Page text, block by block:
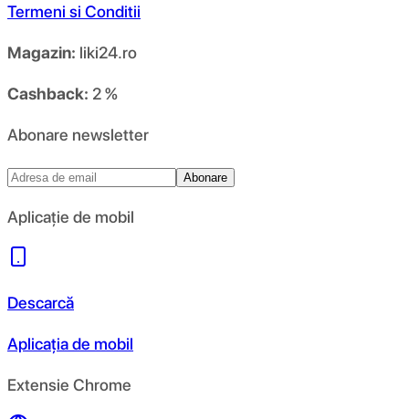
Termeni si Conditii
Magazin: liki24.ro
Cashback: 2 %
Abonare newsletter
Abonare
Aplicație de mobil
Descarcă
Aplicația de mobil
Extensie Chrome